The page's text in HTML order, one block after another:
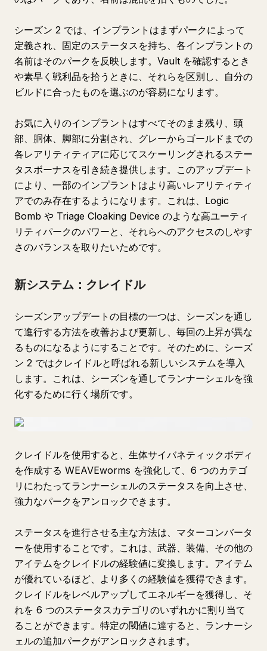
シーズン 2 では、インプラントはまずパークによって
定義され、固定のステータスを持ち、各インプラントの
名前はそのパークを反映します。Vault を確認するとき
や素早く戦利品を拾うときに、それらを区別し、自分の
ビルドに合ったものを選ぶのが容易になります。
お気に入りのインプラントはすべてそのまま残り、頭
部、胴体、脚部に分割され、グレーからゴールドまでの
各レアリティティアに応じてスケーリングされるステー
タスボーナスを引き続き提供します。このアップデート
により、一部のインプラントはより高いレアリティティ
アでのみ存在するようになります。これは、Logic
Bomb や Triage Cloaking Device のような高ユーティ
リティパークのパワーと、それらへのアクセスのしやす
さのバランスを取りたいためです。
新システム：クレイドル
シーズンアップデートの目標の一つは、シーズンを通し
て進行する方法を改善および更新し、毎回の上昇が異な
るものになるようにすることです。そのために、シーズ
ン 2 ではクレイドルと呼ばれる新しいシステムを導入
します。これは、シーズンを通してランナーシェルを強
化するために行く場所です。
クレイドルを使用すると、生体サイバネティックボディ
を作成する WEAVEworms を強化して、6 つのカテゴ
リにわたってランナーシェルのステータスを向上させ、
強力なパークをアンロックできます。
ステータスを進行させる主な方法は、マターコンバータ
ーを使用することです。これは、武器、装備、その他の
アイテムをクレイドルの経験値に変換します。アイテム
が優れているほど、より多くの経験値を獲得できます。
クレイドルをレベルアップしてエネルギーを獲得し、そ
れを 6 つのステータスカテゴリのいずれかに割り当て
ることができます。特定の閾値に達すると、ランナーシ
ェルの追加パークがアンロックされます。